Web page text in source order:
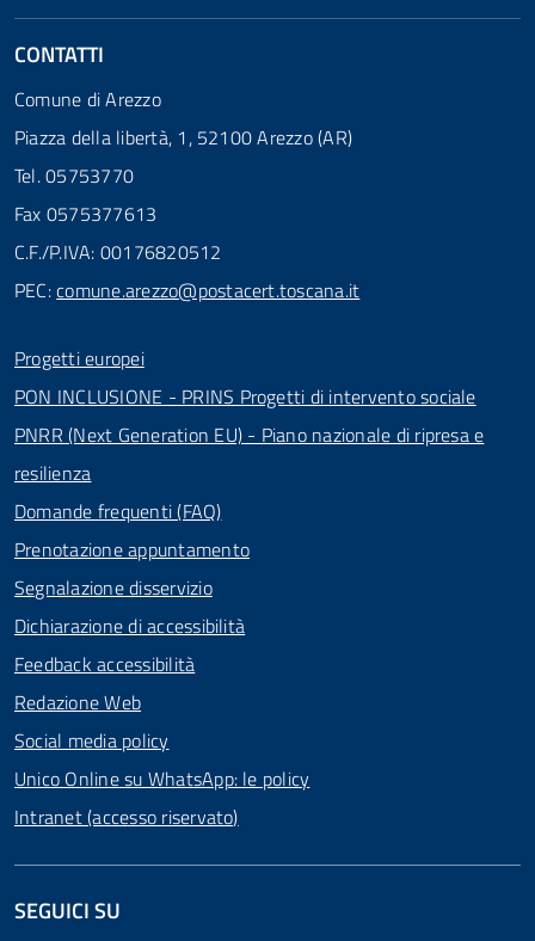
CONTATTI
Comune di Arezzo
Piazza della libertà, 1, 52100 Arezzo (AR)
Tel. 05753770
Fax 0575377613
C.F./P.IVA: 00176820512
PEC:comune.arezzo@postacert.toscana.it
Progetti europei
PON INCLUSIONE - PRINS Progetti di intervento sociale
PNRR (Next Generation EU) - Piano nazionale di ripresa e
resilienza
Domande frequenti (FAQ)
Prenotazione appuntamento
Segnalazione disservizio
Dichiarazione di accessibilità
Feedback accessibilità
Redazione Web
Social media policy
Unico Online su WhatsApp: le policy
Intranet (accesso riservato)
SEGUICI SU